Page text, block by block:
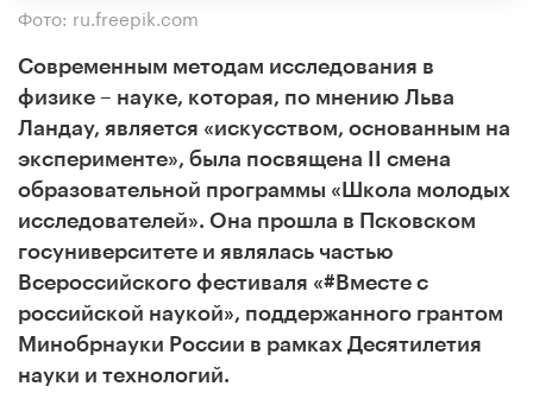
Фото: ru.freepik.com
Современным методам исследования в
физике – науке, которая, по мнению Льва
Ландау, является «искусством, основанным на
эксперименте», была посвящена II смена
образовательной программы «Школа молодых
исследователей». Она прошла в Псковском
госуниверситете и являлась частью
Всероссийского фестиваля «#Вместе с
российской наукой», поддержанного грантом
Минобрнауки России в рамках Десятилетия
науки и технологий.